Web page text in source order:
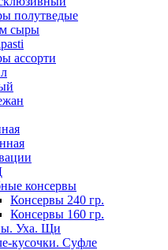
полутведые
сыры
ассорти
консервы
Консервы 240 гр.
Консервы 160 гр.
Уха. Щи
кусочки. Суфле